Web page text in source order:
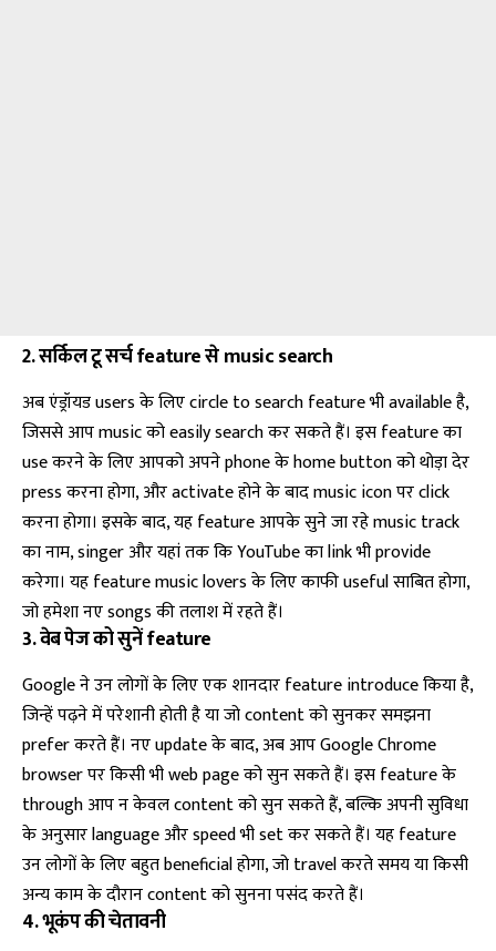
2. सर्किल टू सर्च feature से music search
अब एंड्रॉयड users के लिए circle to search feature भी available है,
जिससे आप music को easily search कर सकते हैं। इस feature का
use करने के लिए आपको अपने phone के home button को थोड़ा देर
press करना होगा, और activate होने के बाद music icon पर click
करना होगा। इसके बाद, यह feature आपके सुने जा रहे music track
का नाम, singer और यहां तक कि YouTube का link भी provide
करेगा। यह feature music lovers के लिए काफी useful साबित होगा,
जो हमेशा नए songs की तलाश में रहते हैं।
3. वेब पेज को सुनें feature
Google ने उन लोगों के लिए एक शानदार feature introduce किया है,
जिन्हें पढ़ने में परेशानी होती है या जो content को सुनकर समझना
prefer करते हैं। नए update के बाद, अब आप Google Chrome
browser पर किसी भी web page को सुन सकते हैं। इस feature के
through आप न केवल content को सुन सकते हैं, बल्कि अपनी सुविधा
के अनुसार language और speed भी set कर सकते हैं। यह feature
उन लोगों के लिए बहुत beneficial होगा, जो travel करते समय या किसी
अन्य काम के दौरान content को सुनना पसंद करते हैं।
4. भूकंप की चेतावनी